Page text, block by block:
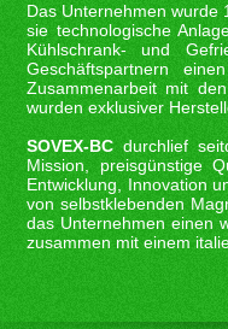
Das Unternehmen wurde
sie technologische
Kühlschrank- und
Geschäftspartnern
Zusammenarbeit mit
wurden exklusiver
SOVEX-BC durchlief
Mission, preisgünstige
Entwicklung, Innovation
von selbstklebenden
das Unternehmen einen
zusammen mit einem